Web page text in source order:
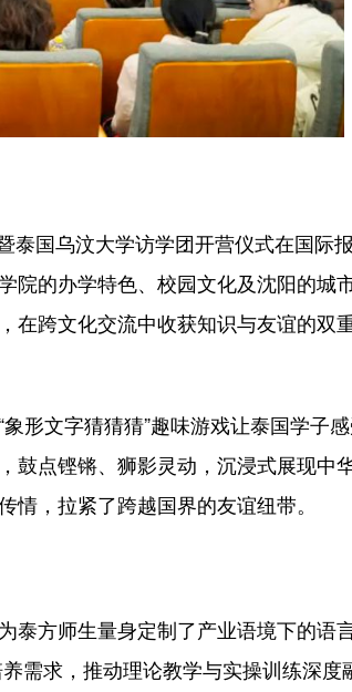
国乌汶大学访学团开营仪式在国际
院的办学特色、校园文化及沈阳的城
在跨文化交流中收获知识与友谊的双
文字猜猜猜”趣味游戏让泰国学子
鼓点铿锵、狮影灵动，沉浸式展现中
，拉紧了跨越国界的友谊纽带。
方师生量身定制了产业语境下的语
需求，推动理论教学与实操训练深度